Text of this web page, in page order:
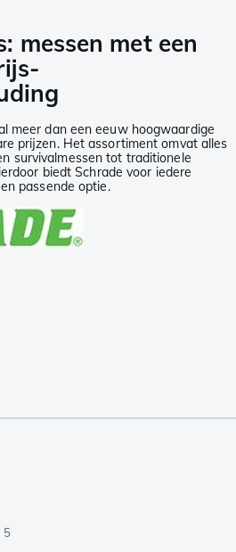
messen met een
meer dan een eeuw hoogwaardige
prijzen. Het assortiment omvat alles
survivalmessen tot traditionele
biedt Schrade voor iedere
passende optie.
5